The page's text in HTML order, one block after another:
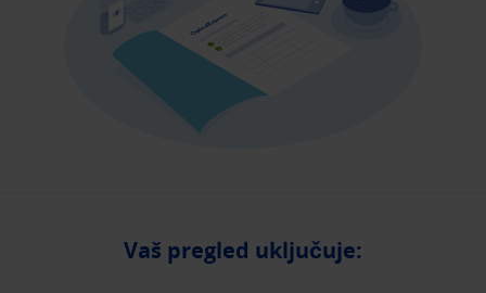
Vaš pregled uključuje: